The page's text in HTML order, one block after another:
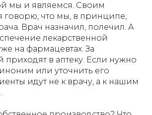
мы и являемся. Своим
говорю, что мы, в принципе,
Врач назначил, полечил. А
лекарственной
на фармацевтах. За
приходят в аптеку. Если нужно
или уточнить его
идут не к врачу, а к нашим